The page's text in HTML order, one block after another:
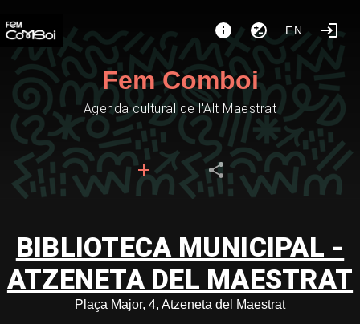
EN
Fem Comboi
Agenda cultural de l'Alt Maestrat
BIBLIOTECA MUNICIPAL -
ATZENETA DEL MAESTRAT
Plaça Major, 4, Atzeneta del Maestrat